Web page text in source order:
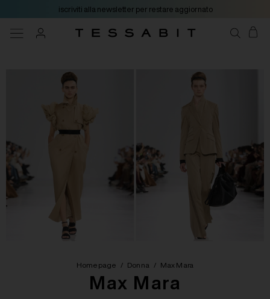
iscriviti alla newsletter per restare aggiornato
Homepage / Donna / Max Mara
Max Mara